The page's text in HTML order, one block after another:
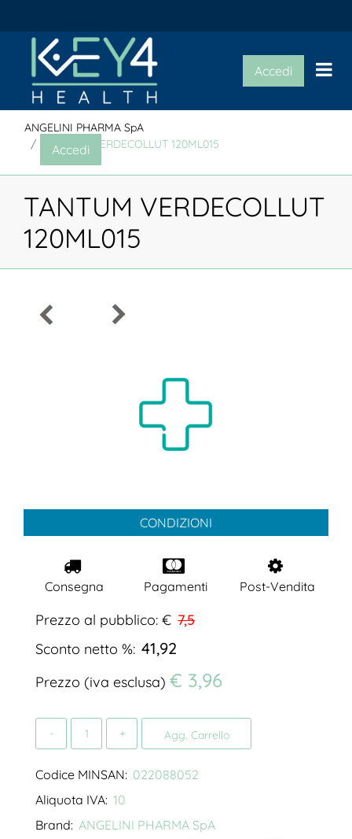
Accedi
Accedi
ANGELINI PHARMA SpA
TANTUM VERDECOLLUT 120ML015
TANTUM VERDECOLLUT
120ML015
CONDIZIONI
Consegna Pagamenti Post-Vendita
Prezzo al pubblico: € 7,5
Sconto netto %: 41,92
Prezzo (iva esclusa) € 3,96
Agg. Carrello
Codice MINSAN: 022088052
Aliquota IVA: 10
Brand: ANGELINI PHARMA SpA